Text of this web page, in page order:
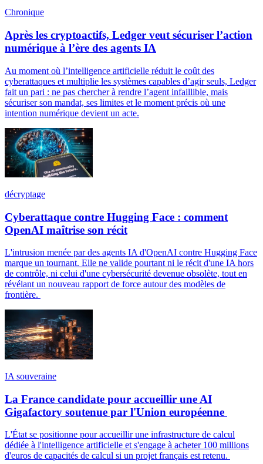
Chronique
Après les cryptoactifs, Ledger veut sécuriser l’action
numérique à l’ère des agents IA
Au moment où l’intelligence artificielle réduit le coût des
cyberattaques et multiplie les systèmes capables d’agir seuls, Ledger
fait un pari : ne pas chercher à rendre l’agent infaillible, mais
sécuriser son mandat, ses limites et le moment précis où une
intention numérique devient un acte.
décryptage
Cyberattaque contre Hugging Face : comment
OpenAI maîtrise son récit
L'intrusion menée par des agents IA d'OpenAI contre Hugging Face
marque un tournant. Elle ne valide pourtant ni le récit d'une IA hors
de contrôle, ni celui d'une cybersécurité devenue obsolète, tout en
révélant un nouveau rapport de force autour des modèles de
frontière.
IA souveraine
La France candidate pour accueillir une AI
Gigafactory soutenue par l'Union européenne
L'État se positionne pour accueillir une infrastructure de calcul
dédiée à l'intelligence artificielle et s'engage à acheter 100 millions
d'euros de capacités de calcul si un projet français est retenu.